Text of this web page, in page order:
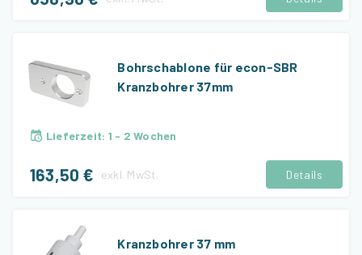
Bohrschablone für econ-SBR
Kranzbohrer 37mm
Lieferzeit: 1 - 2 Wochen
163,50 € exkl. MwSt. Details
Kranzbohrer 37 mm